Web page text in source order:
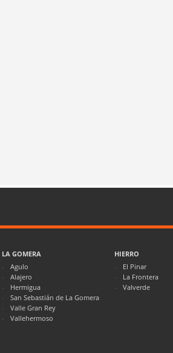
LA GOMERA
Agulo
Alajero
Hermigua
San Sebastián de La Gomera
Valle Gran Rey
Vallehermoso
HIERRO
El Pinar
La Frontera
Valverde